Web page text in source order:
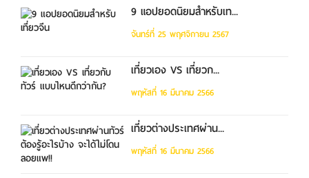
9 แอปยอดนิยมสำหรับเท...
จันทร์ที่ 25 พฤศจิกายน 2567
เที่ยวเอง VS เที่ยวก...
พฤหัสที่ 16 มีนาคม 2566
เที่ยวต่างประเทศผ่าน...
พฤหัสที่ 16 มีนาคม 2566